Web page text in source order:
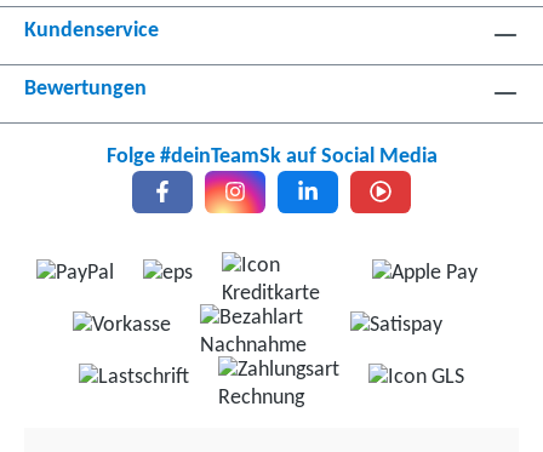
Kundenservice
Bewertungen
Folge #deinTeamSk auf Social Media